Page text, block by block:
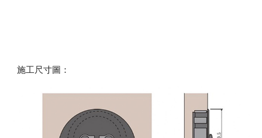
施工尺寸圖：